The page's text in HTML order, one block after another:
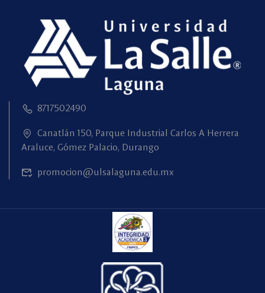
8717502490
Canatlán 150, Parque Industrial Carlos A Herrera
Araluce, Gómez Palacio, Durango
promocion@ulsalaguna.edu.mx